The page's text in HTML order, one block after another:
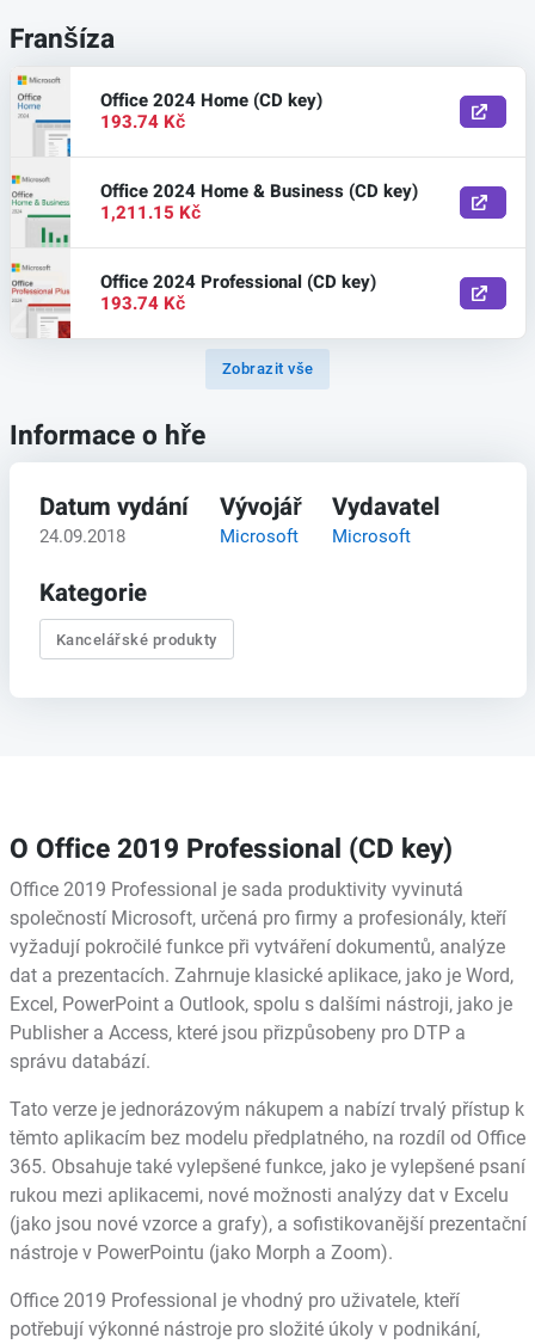
Franšíza
Office 2024 Home (CD key)
193.74 Kč
Office 2024 Home & Business (CD key)
1,211.15 Kč
Office 2024 Professional (CD key)
193.74 Kč
Zobrazit vše
Informace o hře
Datum vydání
24.09.2018
Vývojář
Microsoft
Vydavatel
Microsoft
Kategorie
Kancelářské produkty
O Office 2019 Professional (CD key)
Office 2019 Professional je sada produktivity vyvinutá
společností Microsoft, určená pro firmy a profesionály, kteří
vyžadují pokročilé funkce při vytváření dokumentů, analýze
dat a prezentacích. Zahrnuje klasické aplikace, jako je Word,
Excel, PowerPoint a Outlook, spolu s dalšími nástroji, jako je
Publisher a Access, které jsou přizpůsobeny pro DTP a
správu databází.
Tato verze je jednorázovým nákupem a nabízí trvalý přístup k
těmto aplikacím bez modelu předplatného, na rozdíl od Office
365. Obsahuje také vylepšené funkce, jako je vylepšené psaní
rukou mezi aplikacemi, nové možnosti analýzy dat v Excelu
(jako jsou nové vzorce a grafy), a sofistikovanější prezentační
nástroje v PowerPointu (jako Morph a Zoom).
Office 2019 Professional je vhodný pro uživatele, kteří
potřebují výkonné nástroje pro složité úkoly v podnikání,